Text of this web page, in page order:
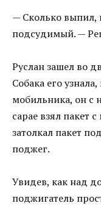
— Сколько
подсудимый. —
Руслан зашел во
Собака его
мобильника, он с
сарае взял пакет
затолкал пакет
поджег.
Увидев, как над
поджигатель